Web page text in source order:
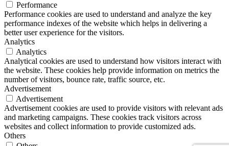
Performance
Performance cookies are used to understand and analyze the key
performance indexes of the website which helps in delivering a
better user experience for the visitors.
Analytics
Analytics
Analytical cookies are used to understand how visitors interact with
the website. These cookies help provide information on metrics the
number of visitors, bounce rate, traffic source, etc.
Advertisement
Advertisement
Advertisement cookies are used to provide visitors with relevant ads
and marketing campaigns. These cookies track visitors across
websites and collect information to provide customized ads.
Others